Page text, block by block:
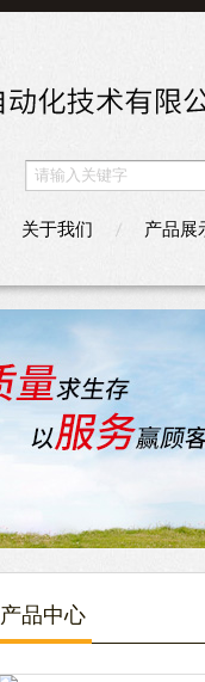
关于我们 产品展
产品中心